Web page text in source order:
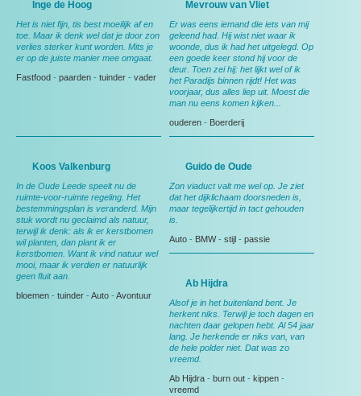
Inge de Hoog
Het is niet fijn, tis best moeilijk af en
toe. Maar ik denk wel dat je door zon
verlies sterker kunt worden. Mits je
er op de juiste manier mee omgaat.
Fastfood - paarden - tuinder - vader
Mevrouw van Vliet
Er was eens iemand die iets van mij
geleend had. Hij wist niet waar ik
woonde, dus ik had het uitgelegd. Op
een goede keer stond hij voor de
deur. Toen zei hij: het lijkt wel of ik
het Paradijs binnen rijdt! Het was
voorjaar, dus alles liep uit. Moest die
man nu eens komen kijken...
ouderen - Boerderij
Koos Valkenburg
In de Oude Leede speelt nu de
ruimte-voor-ruimte regeling. Het
bestemmingsplan is veranderd. Mijn
stuk wordt nu geclaimd als natuur,
terwijl ik denk: als ik er kerstbomen
wil planten, dan plant ik er
kerstbomen. Want ik vind natuur wel
mooi, maar ik verdien er natuurlijk
geen fluit aan.
bloemen - tuinder -Auto -Avontuur
Guido de Oude
Zon viaduct valt me wel op. Je ziet
dat het dijklichaam doorsneden is,
maar tegelijkertijd in tact gehouden
is.
Auto - BMW- stijl - passie
Ab Hijdra
Alsof je in het buitenland bent. Je
herkent niks. Terwijl je toch dagen en
nachten daar gelopen hebt. Al 54 jaar
lang. Je herkende er niks van, van
de hele polder niet. Dat was zo
vreemd.
Ab Hijdra - burn out - kippen -
vreemd